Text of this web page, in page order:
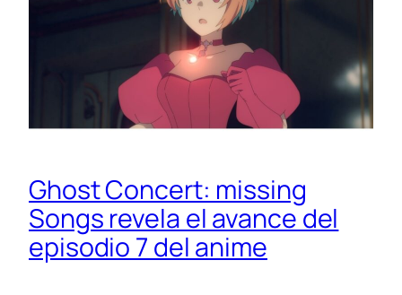
Ghost Concert: missing
Songs revela el avance del
episodio 7 del anime